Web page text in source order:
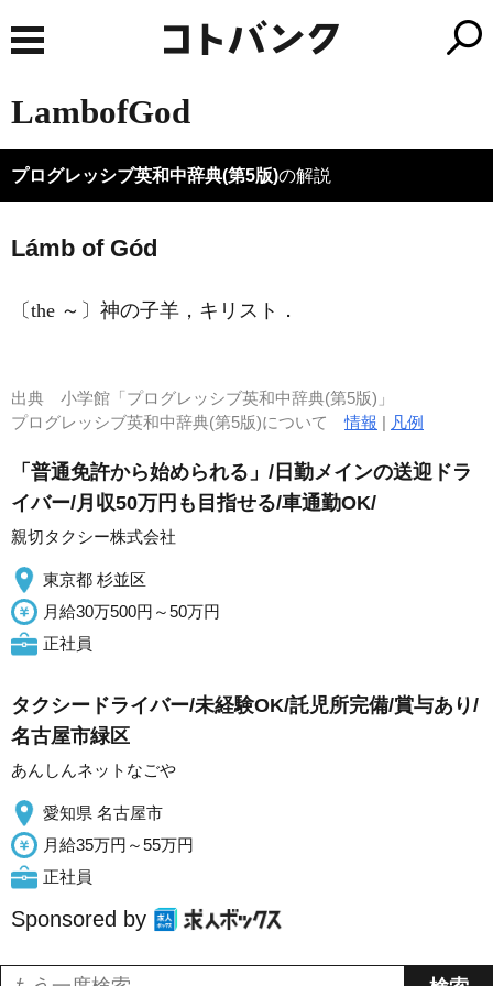
LambofGod
プログレッシブ英和中辞典(第5版)の解説
Lámb of Gód
〔the ～〕神の子羊，キリスト ．
出典 小学館「プログレッシブ英和中辞典(第5版)」
プログレッシブ英和中辞典(第5版)について情報 | 凡例
「普通免許から始められる」/日勤メインの送迎ドラ
イバー/月収50万円も目指せる/車通勤OK/
親切タクシー株式会社
東京都 杉並区
月給30万500円～50万円
正社員
タクシードライバー/未経験OK/託児所完備/賞与あり/
名古屋市緑区
あんしんネットなごや
愛知県 名古屋市
月給35万円～55万円
正社員
Sponsored by